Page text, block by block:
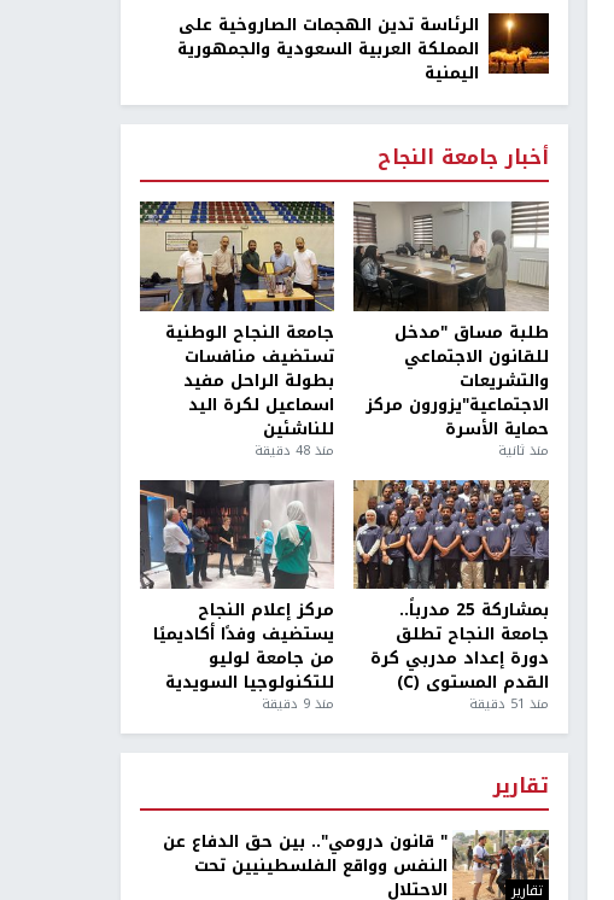
الرئاسة تدين الهجمات الصاروخية على
المملكة العربية السعودية والجمهورية
اليمنية
أخبار جامعة النجاح
طلبة مساق "مدخل
للقانون الاجتماعي
والتشريعات
الاجتماعية"يزورون مركز
حماية الأسرة
منذ ثانية
جامعة النجاح الوطنية
تستضيف منافسات
بطولة الراحل مفيد
اسماعيل لكرة اليد
للناشئين
منذ 48 دقيقة
بمشاركة 25 مدرباً..
جامعة النجاح تطلق
دورة إعداد مدربي كرة
القدم المستوى (C)
منذ 51 دقيقة
مركز إعلام النجاح
يستضيف وفدًا أكاديميًا
من جامعة لوليو
للتكنولوجيا السويدية
منذ 9 دقيقة
تقارير
تقارير
" قانون درومي".. بين حق الدفاع عن
النفس وواقع الفلسطينيين تحت
الاحتلال